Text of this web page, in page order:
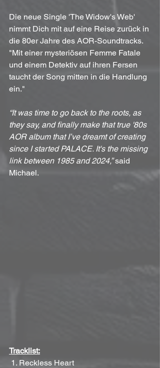
Die neue Single 'The Widow's Web'
nimmt Dich mit auf eine Reise zurück in
die 80er Jahre des AOR-Soundtracks.
"Mit einer mysteriösen Femme Fatale
und einem Detektiv auf ihren Fersen
taucht der Song mitten in die Handlung
ein."
“It was time to go back to the roots, as
they say, and finally make that true '80s
AOR album that I’ve dreamt of creating
since I started PALACE. It's the missing
link between 1985 and 2024,” said
Michael.
Tracklist:
1. Reckless Heart